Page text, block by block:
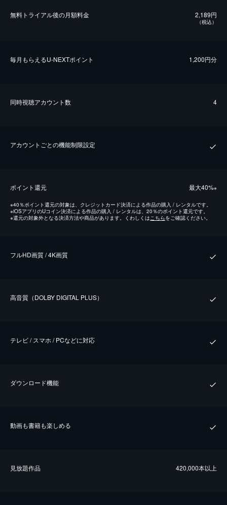
無料トライアル後の⽉額料金 2,189円
（税込）
毎⽉もらえるU-NEXTポイント 1,200円分
同時視聴アカウント数 4
アカウントごとの機能制限設定
ポイント還元 最⼤40%※
※40％ポイント還元の対象は、クレジットカード決済による作品の購入 / レンタルです。
※iOSアプリのUコイン決済による作品の購入 / レンタルは、20％のポイント還元です。
※還元の対象外となる決済方法や商品があります。くわしくはこちらをご確認ください。
フルHD画質 / 4K画質
⾼⾳質（DOLBY DIGITAL PLUS）
テレビ / スマホ / PCなどに対応
ダウンロード機能
動画も書籍も楽しめる
⾒放題作品 420,000本以上